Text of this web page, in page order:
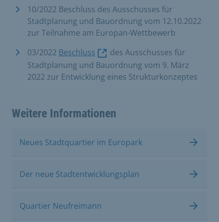
10/2022 Beschluss des Ausschusses für
Stadtplanung und Bauordnung vom 12.10.2022
zur Teilnahme am Europan-Wettbewerb
03/2022 Beschluss
des Ausschusses für
Stadtplanung und Bauordnung vom 9. März
2022 zur Entwicklung eines Strukturkonzeptes
Weitere Informationen
Neues Stadtquartier im Europark
Der neue Stadtentwicklungsplan
Quartier Neufreimann